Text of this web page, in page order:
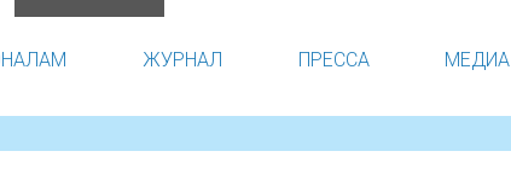
ЖУРНАЛ ПРЕССА МЕДИА